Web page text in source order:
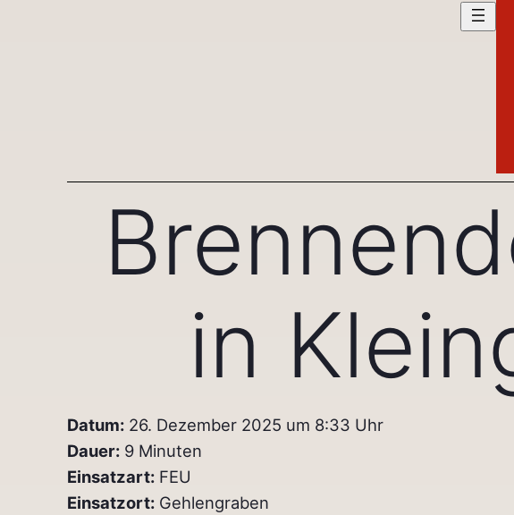
in
Datum: 26. Dezember 2025 um 8:33 Uhr
Dauer: 9 Minuten
Einsatzart: FEU
Einsatzort: Gehlengraben